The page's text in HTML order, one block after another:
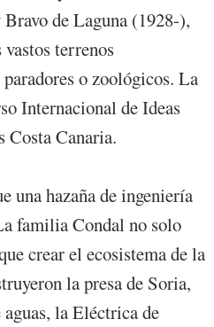
de Laguna (1928-),
terrenos
o zoológicos. La
Internacional de Ideas
Costa Canaria.
una hazaña de ingeniería
familia Condal no solo
crear el ecosistema de la
la presa de Soria,
la Eléctrica de